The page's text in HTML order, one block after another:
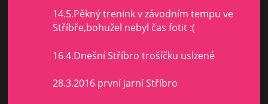
14.5.Pěkný trenink v závodním tempu ve
Stříbře,bohužel nebyl čas fotit :(
16.4.Dnešní Stříbro trošíčku uslzené
28.3.2016 první jarní Stříbro